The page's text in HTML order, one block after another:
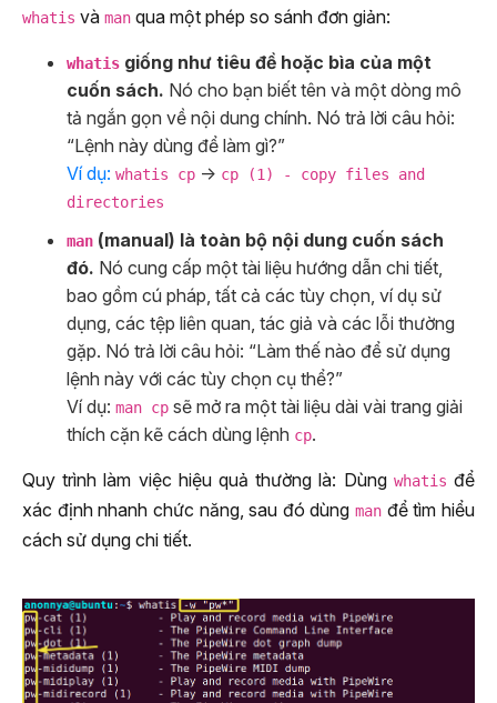
whatis và man qua một phép so sánh đơn giản:
whatis giống như tiêu đề hoặc bìa của một
cuốn sách. Nó cho bạn biết tên và một dòng mô
tả ngắn gọn về nội dung chính. Nó trả lời câu hỏi:
“Lệnh này dùng để làm gì?”
Ví dụ: whatis cp -> cp (1) - copy files and
directories
man (manual) là toàn bộ nội dung cuốn sách
đó. Nó cung cấp một tài liệu hướng dẫn chi tiết,
bao gồm cú pháp, tất cả các tùy chọn, ví dụ sử
dụng, các tệp liên quan, tác giả và các lỗi thường
gặp. Nó trả lời câu hỏi: “Làm thế nào để sử dụng
lệnh này với các tùy chọn cụ thể?”
Ví dụ: man cp sẽ mở ra một tài liệu dài vài trang giải
thích cặn kẽ cách dùng lệnh cp.
Quy trình làm việc hiệu quả thường là: Dùng whatis để
xác định nhanh chức năng, sau đó dùngman để tìm hiểu
cách sử dụng chi tiết.